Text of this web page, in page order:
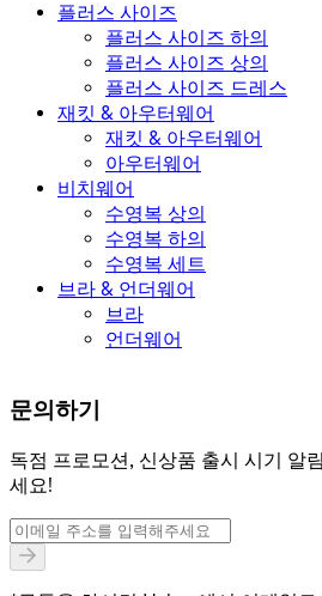
플러스 사이즈
플러스 사이즈 하의
플러스 사이즈 상의
플러스 사이즈 드레스
재킷 & 아우터웨어
재킷 & 아우터웨어
아우터웨어
비치웨어
수영복 상의
수영복 하의
수영복 세트
브라 & 언더웨어
브라
언더웨어
문의하기
독점 프로모션, 신상품 출시 시기 알
세요!